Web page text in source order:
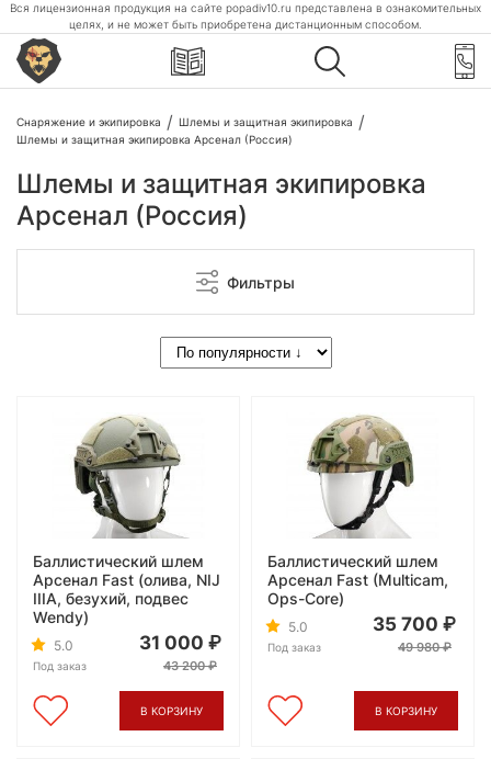
Вся лицензионная продукция на сайте popadiv10.ru представлена в ознакомительных
целях, и не может быть приобретена дистанционным способом.
Снаряжение и экипировка
Шлемы и защитная экипировка
Шлемы и защитная экипировка Арсенал (Россия)
Шлемы и защитная экипировка
Арсенал (Россия)
Фильтры
Баллистический шлем
Арсенал Fast (олива, NIJ
IIIA, безухий, подвес
Wendy)
5.0
Под заказ
31 000
43 200
В КОРЗИНУ
Баллистический шлем
Арсенал Fast (Multicam,
Ops-Core)
5.0
Под заказ
35 700
49 980
В КОРЗИНУ